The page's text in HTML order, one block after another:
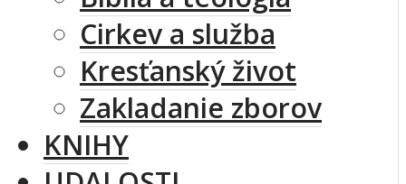
Cirkev a služba
Kresťanský život
Zakladanie zborov
KNIHY